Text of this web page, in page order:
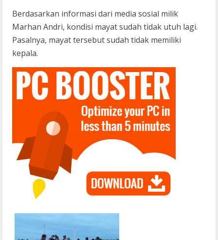
Berdasarkan informasi dari media sosial milik
Marhan Andri, kondisi mayat sudah tidak utuh lagi.
Pasalnya, mayat tersebut sudah tidak memiliki
kepala.